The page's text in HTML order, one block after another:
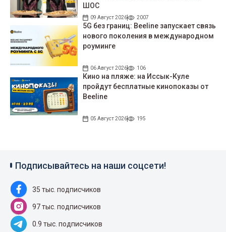
ШОС
09 Август 2026 2007
5G без границ: Beeline запускает связь
нового поколения в международном
роуминге
06 Август 2026 106
Кино на пляже: на Иссык-Куле
пройдут беcплатные кинопоказы от
Beeline
05 Август 2026 195
Подписывайтесь на наши соцсети!
35 тыс. подписчиков
97 тыс. подписчиков
0.9 тыс. подписчиков